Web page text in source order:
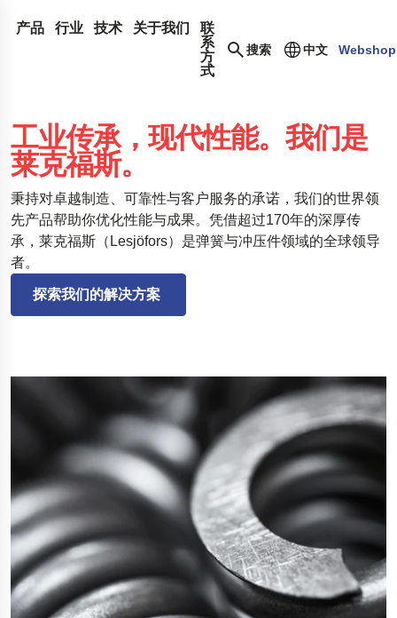
产品
拉伸弹簧
箍簧
扭力杆弹簧
扭转弹簧
波形弹簧
线材成形件
钢丝环
恒力弹簧
动力弹簧
螺旋扭转弹簧
气弹簧
压缩气弹簧
动态气撑弹簧
可锁定气弹簧
氮气弹簧
不锈钢气撑弹簧
牵引气撑弹簧
金属输送带
冲压件
衬套
卡簧和锁紧环
深拉伸件
碟形弹簧
现货弹簧
门弹簧
行业
汽车行业 OEM
航空航天
国防
液压
电子
能源
Case Studies
Oil and gas drilling equipment
Gym flooring for gymnastics
Motorcycle suspension
Polestar 2 suspension
Innovative disability ramp
Spacecraft landing gear
技术
常见问题
创新
服务
Insights
关于我们
莱克福斯
企业收购
可持续发展
新闻
证书
Legal and Compliance
Legal Notice
Accessibility Statement
质量
联
系
方
式
搜索 中文 Webshop
搜索我们网站上的内容
搜索
工业传承，现代性能。我们是
莱克福斯。
秉持对卓越制造、可靠性与客户服务的承诺，我们的世界领
先产品帮助你优化性能与成果。凭借超过170年的深厚传
承，莱克福斯（Lesjöfors）是弹簧与冲压件领域的全球领导
者。
探索我们的解决方案